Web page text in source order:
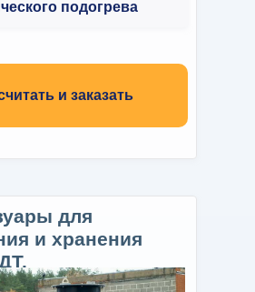
и заказать
подогрева
для
и хранения